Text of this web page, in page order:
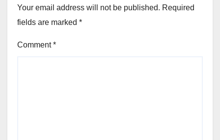
Your email address will not be published. Required
fields are marked *
Comment*